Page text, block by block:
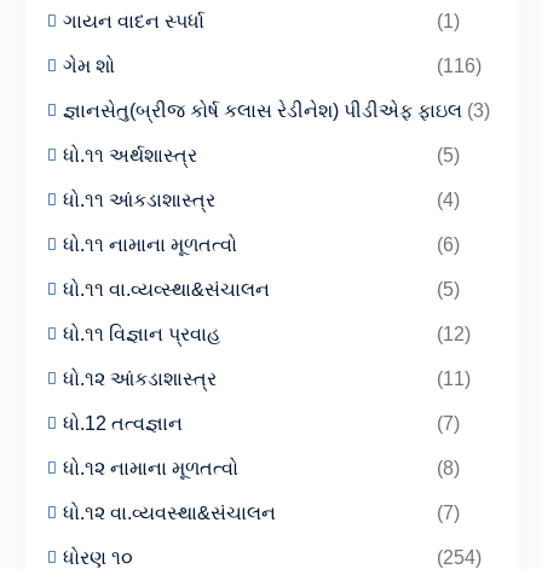
ગાયન વાદન સ્પર્ધા (1)
ગેમ શો (116)
જ્ઞાનસેતુ(બ્રીજ કોર્ષ કલાસ રેડીનેશ) પીડીએફ ફાઇલ(3)
ધો.૧૧ અર્થશાસ્ત્ર (5)
ધો.૧૧ આંકડાશાસ્ત્ર (4)
ધો.૧૧ નામાના મૂળતત્વો (6)
ધો.૧૧ વા.વ્યવ્સ્થા&સંચાલન (5)
ધો.૧૧ વિજ્ઞાન પ્રવાહ (12)
ધો.૧૨ આંકડાશાસ્ત્ર (11)
ધો.12 તત્વજ્ઞાન (7)
ધો.૧૨ નામાના મૂળતત્વો (8)
ધો.૧૨ વા.વ્યવસ્થા&સંચાલન (7)
ધોરણ ૧૦ (254)